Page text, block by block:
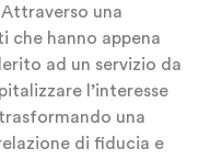
Attraverso una
che hanno appena
ad un servizio da
l’interesse
una
di fiducia e